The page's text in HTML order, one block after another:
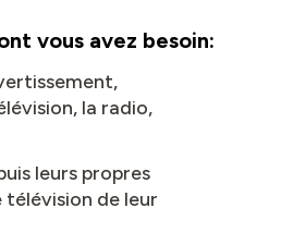
vous avez besoin:
la radio,
leurs propres
de leur